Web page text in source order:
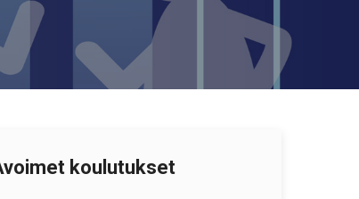
koulutukset